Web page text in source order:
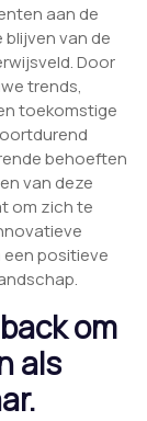
aan de
van de
Door
trends,
toekomstige
behoeften
van deze
om zich te
positieve
om
als